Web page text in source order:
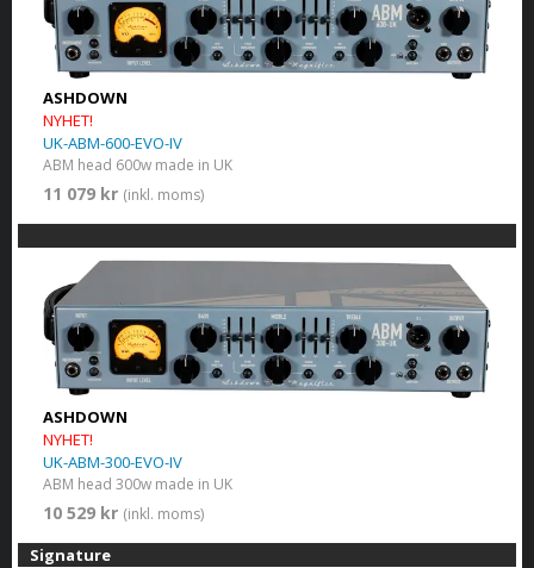
ASHDOWN
NYHET!
UK-ABM-600-EVO-IV
ABM head 600w made in UK
11 079 kr (inkl. moms)
ASHDOWN
NYHET!
UK-ABM-300-EVO-IV
ABM head 300w made in UK
10 529 kr (inkl. moms)
Signature